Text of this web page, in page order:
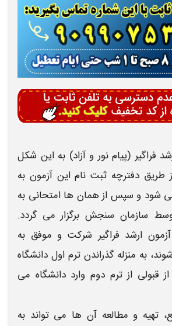
فراگیر (پیام نور و آزاد) به این شکل
طریق دفترچه ثبت نام اینآزمون به
شود و سپس از همان ها امتحانی به
سازمان سنجش برگزار می گردد.
آزمون ارشد فراگیر شرکت و موفق به
به منزله گذراندن ترم اول دانشگاه
از ترم دوم وارد دانشگاه می
، تهیه و مطالعه آن ها می تواند به